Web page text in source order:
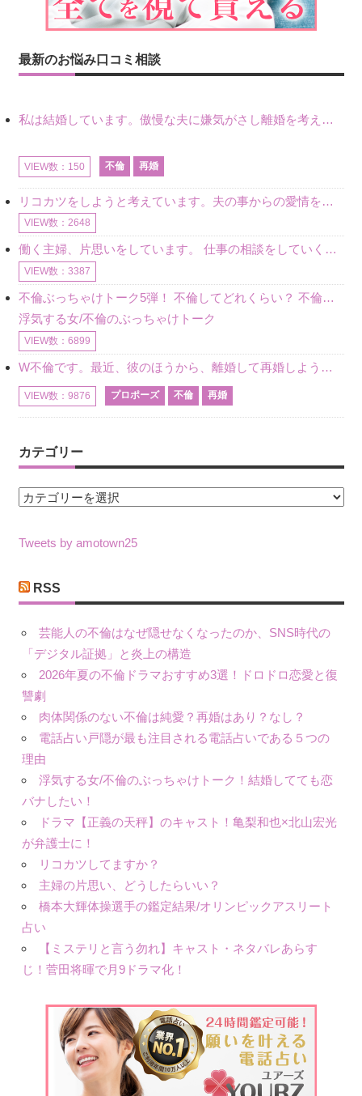
最新のお悩み口コミ相談
私は結婚しています。傲慢な夫に嫌気がさし離婚を考えていたときに、彼と出会いました。彼には恋人がいましたが、話をするうちに、夫とのことを相談するようにな
VIEW数：150 不倫 再婚
リコカツをしようと考えています。夫の事からの愛情を全く感じません。子供がいるので、子供が成長するまではと我慢しています。 まず、お金が必要だと考え、仕事の量も増やしました。ところが、夫は働かず、結局は
VIEW数：2648
働く主婦、片思いをしています。 仕事の相談をしていくうちに、彼のことを好きになりました。私には夫も子供もいます。不倫をしているわけでもなく、もちろん、この気持ちは誰にも話していません。 ラインをする関
VIEW数：3387
不倫ぶっちゃけトーク5弾！ 不倫してどれくらい？ 不倫のあれこれを、なんでもどうぞ♪♪
浮気する女/不倫のぶっちゃけトーク
VIEW数：6899
W不倫です。最近、彼のほうから、離婚して再婚しよう、と言ってきました。ハッキリいうと、そこまでは考えていませんでした。彼を好きな気持ちはあるし、彼なしの生活は考えられません。だけど、離婚して再婚すると
VIEW数：9876 プロポーズ 不倫 再婚
カテゴリー
カ
ゴ
ー
Tweets by amotown25
RSS
芸能人の不倫はなぜ隠せなくなったのか、SNS時代の
「デジタル証拠」と炎上の構造
2026年夏の不倫ドラマおすすめ3選！ドロドロ恋愛と復
讐劇
肉体関係のない不倫は純愛？再婚はあり？なし？
電話占い戸隠が最も注目される電話占いである５つの
理由
浮気する女/不倫のぶっちゃけトーク！結婚してても恋
バナしたい！
ドラマ【正義の天秤】のキャスト！亀梨和也×北山宏光
が弁護士に！
リコカツしてますか？
主婦の片思い、どうしたらいい？
橋本大輝体操選手の鑑定結果/オリンピックアスリート
占い
【ミステリと言う勿れ】キャスト・ネタバレあらす
じ！菅田将暉で月9ドラマ化！